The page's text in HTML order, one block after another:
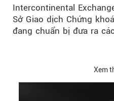
Intercontinental
Sở Giao dịch Chứng
đang chuẩn bị đưa ra
Xem